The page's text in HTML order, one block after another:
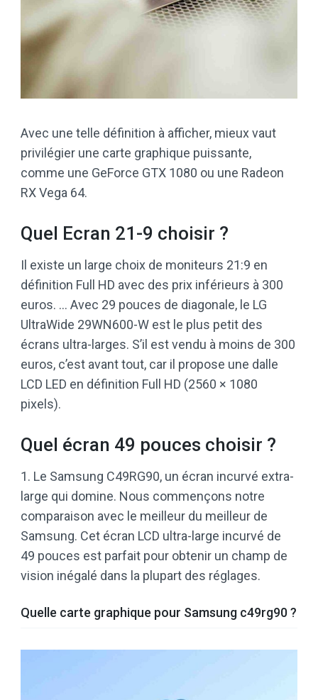
Avec une telle définition à afficher, mieux vaut
privilégier une carte graphique puissante,
comme une GeForce GTX 1080 ou une Radeon
RX Vega 64.
Quel Ecran 21-9 choisir ?
Il existe un large choix de moniteurs 21:9 en
définition Full HD avec des prix inférieurs à 300
euros. … Avec 29 pouces de diagonale, le LG
UltraWide 29WN600-W est le plus petit des
écrans ultra-larges. S’il est vendu à moins de 300
euros, c’est avant tout, car il propose une dalle
LCD LED en définition Full HD (2560 × 1080
pixels).
Quel écran 49 pouces choisir ?
1. Le Samsung C49RG90, un écran incurvé extra-
large qui domine. Nous commençons notre
comparaison avec le meilleur du meilleur de
Samsung. Cet écran LCD ultra-large incurvé de
49 pouces est parfait pour obtenir un champ de
vision inégalé dans la plupart des réglages.
Quelle carte graphique pour Samsung c49rg90 ?